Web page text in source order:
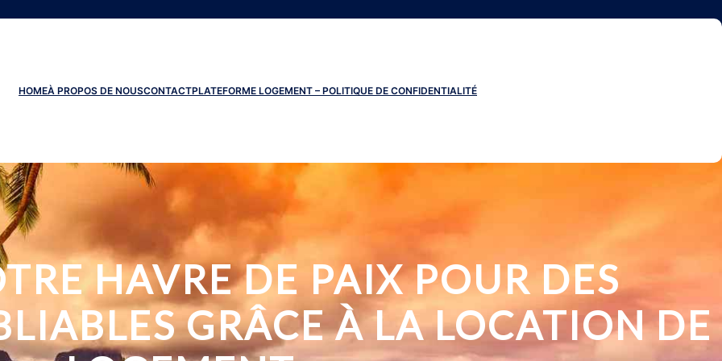
HOMEÀ PROPOS DE NOUSCONTACTPLATEFORME LOGEMENT – POLITIQUE DE CONFIDENTIALITÉ
HAVRE DE PAIX POUR DES
GRÂCE À LA LOCATION DE